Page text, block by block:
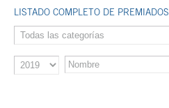
LISTADO COMPLETO DE PREMIADOS